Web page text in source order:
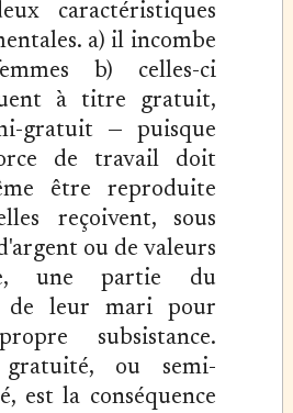
caractéristiques
a) il incombe
b) celles-ci
à titre gratuit,
gratuit — puisque
de travail doit
être reproduite
reçoivent, sous
ou de valeurs
une partie du
de leur mari pour
subsistance.
ou semi-
est la conséquence